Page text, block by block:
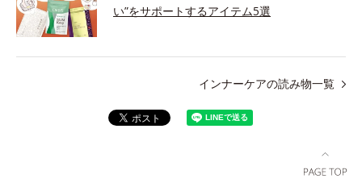
い”をサポートするアイテム5選
インナーケアの読み物一覧